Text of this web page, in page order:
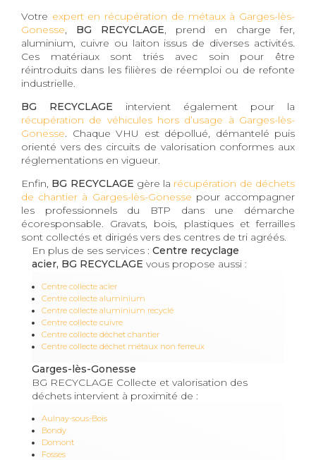
Votre expert en récupération de métaux à Garges-lès-
Gonesse, BG RECYCLAGE, prend en charge fer,
aluminium, cuivre ou laiton issus de diverses activités.
Ces matériaux sont triés avec soin pour être
réintroduits dans les filières de réemploi ou de refonte
industrielle.
BG RECYCLAGE intervient également pour la
récupération de véhicules hors d’usage à Garges-lès-
Gonesse. Chaque VHU est dépollué, démantelé puis
orienté vers des circuits de valorisation conformes aux
réglementations en vigueur.
Enfin, BG RECYCLAGE gère la récupération de déchets
de chantier à Garges-lès-Gonesse pour accompagner
les professionnels du BTP dans une démarche
écoresponsable. Gravats, bois, plastiques et ferrailles
sont collectés et dirigés vers des centres de tri agréés.
En plus de ses services : Centre recyclage
acier, BG RECYCLAGE vous propose aussi :
Centre collecte acier
Centre collecte aluminium
Centre collecte aluminium recyclé
Centre collecte cuivre
Centre collecte déchet chantier
Centre collecte déchet métaux non ferreux
Garges-lès-Gonesse
BG RECYCLAGE Collecte et valorisation des
déchets intervient à proximité de :
Aulnay-sous-Bois
Bondy
Domont
Fosses